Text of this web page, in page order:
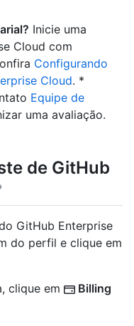
Inicie uma
Cloud com
Configurando
Cloud. *
Equipe de
uma avaliação.
de GitHub
GitHub Enterprise
do perfil e clique em
clique em
Billing